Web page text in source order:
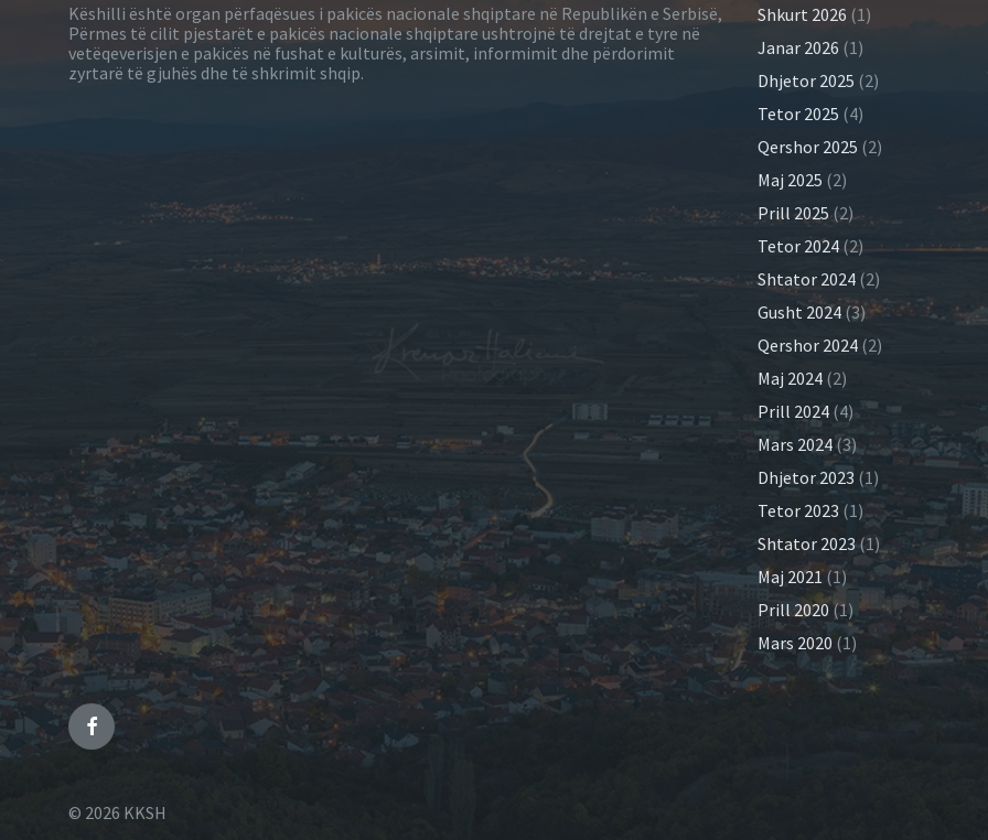
Këshilli është organ përfaqësues i pakicës nacionale shqiptare në Republikën e Serbisë,
Përmes të cilit pjestarët e pakicës nacionale shqiptare ushtrojnë të drejtat e tyre në
vetëqeverisjen e pakicës në fushat e kulturës, arsimit, informimit dhe përdorimit
zyrtarë të gjuhës dhe të shkrimit shqip.
Shkurt 2026 (1)
Janar 2026 (1)
Dhjetor 2025 (2)
Tetor 2025 (4)
Qershor 2025 (2)
Maj 2025 (2)
Prill 2025(2)
Tetor 2024 (2)
Shtator 2024 (2)
Gusht 2024 (3)
Qershor 2024 (2)
Maj 2024 (2)
Prill 2024 (4)
Mars 2024(3)
Dhjetor 2023 (1)
Tetor 2023 (1)
Shtator 2023(1)
Maj 2021(1)
Prill 2020(1)
Mars 2020 (1)
© 2026 KKSH